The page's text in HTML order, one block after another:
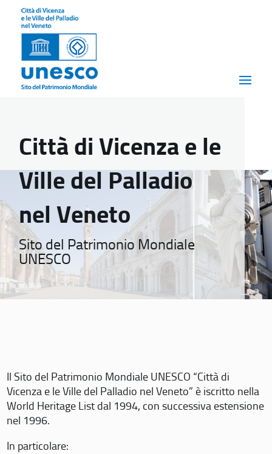
Città di Vicenza e le
Ville del Palladio
nel Veneto
Sito del Patrimonio Mondiale
UNESCO
Il Sito del Patrimonio Mondiale UNESCO “Città di
Vicenza e le Ville del Palladio nel Veneto” è iscritto nella
World Heritage List dal 1994, con successiva estensione
nel 1996.
In particolare: